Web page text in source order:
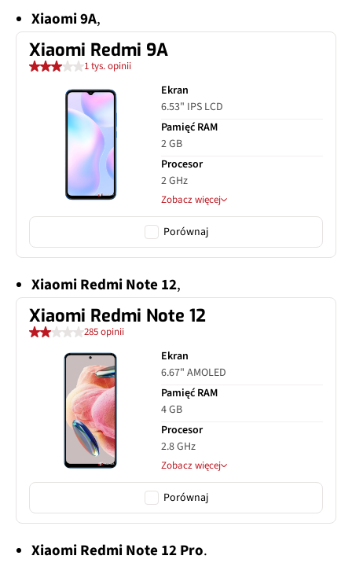
Xiaomi 9A,
Xiaomi Redmi 9A
1 tys. opinii
Ekran
6.53" IPS LCD
Pamięć RAM
2 GB
Procesor
2 GHz
Zobacz więcej
Porównaj
Xiaomi Redmi Note 12,
Xiaomi Redmi Note 12
285 opinii
Ekran
6.67" AMOLED
Pamięć RAM
4 GB
Procesor
2.8 GHz
Zobacz więcej
Porównaj
Xiaomi Redmi Note 12 Pro.